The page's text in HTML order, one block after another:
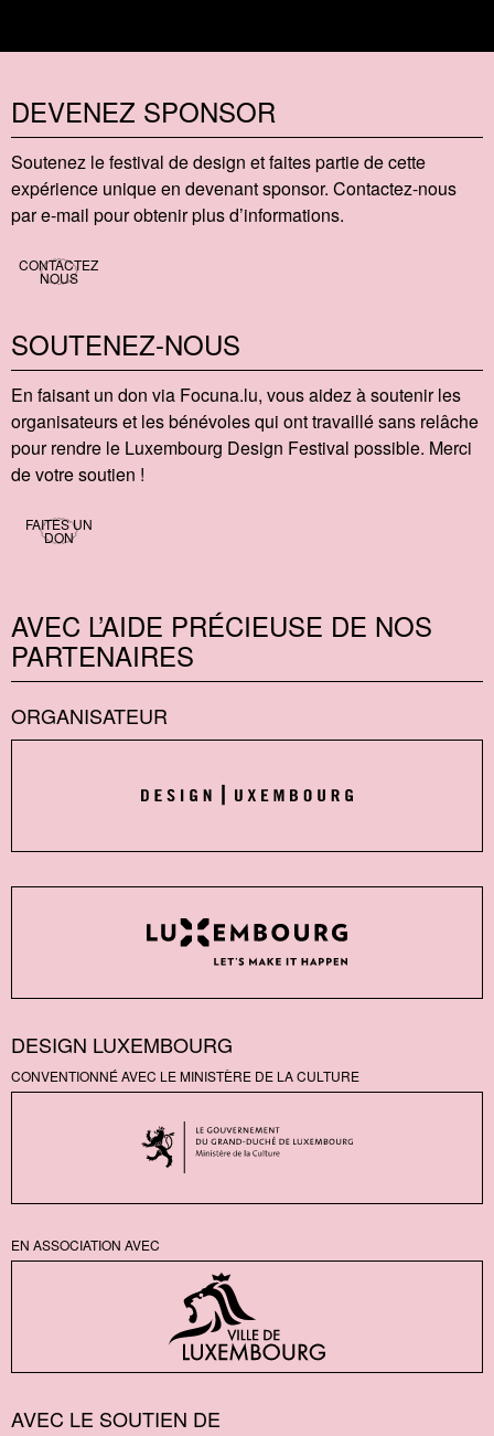
DEVENEZ SPONSOR
Soutenez le festival de design et faites partie de cette
expérience unique en devenant sponsor. Contactez-nous
par e-mail pour obtenir plus d’informations.
CONTACTEZ
NOUS
SOUTENEZ-NOUS
En faisant un don via Focu​na​.lu, vous aidez à soutenir les
organisateurs et les bénévoles qui ont travaillé sans relâche
pour rendre le Luxembourg Design Festival possible. Merci
de votre soutien !
FAITES UN
DON
AVEC L’AIDE PRÉCIEUSE DE NOS
PARTENAIRES
ORGANISATEUR
DESIGN LUXEMBOURG
CONVENTIONNÉ AVEC LE MINISTÈRE DE LA CULTURE
EN ASSOCIATION AVEC
AVEC LE SOUTIEN DE